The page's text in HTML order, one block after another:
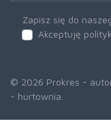
Zapisz się do
Akceptuję
© 2026 Prokres -
- hurtownia.